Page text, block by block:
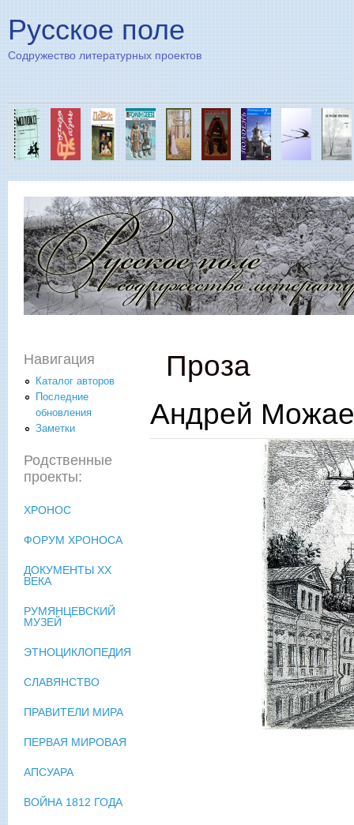
Русское поле
Содружество литературных проектов
Проза
Андрей
Навигация
Каталог авторов
Последние
обновления
Заметки
Родственные
проекты:
ХРОНОС
ФОРУМ ХРОНОСА
ДОКУМЕНТЫ XX
ВЕКА
РУМЯНЦЕВСКИЙ
МУЗЕЙ
ЭТНОЦИКЛОПЕДИЯ
СЛАВЯНСТВО
ПРАВИТЕЛИ МИРА
ПЕРВАЯ МИРОВАЯ
АПСУАРА
ВОЙНА 1812 ГОДА